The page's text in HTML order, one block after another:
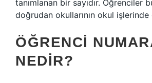
tanımlanan bir sayıdır. Öğrenciler
doğrudan okullarının okul
ÖĞRENCI
NEDIR?